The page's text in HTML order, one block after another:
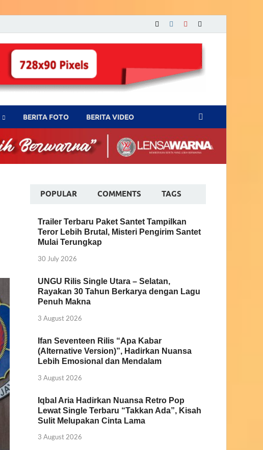
BERITA FOTO BERITA VIDEO
POPULAR COMMENTS TAGS
Trailer Terbaru Paket Santet Tampilkan
Teror Lebih Brutal, Misteri Pengirim Santet
Mulai Terungkap
30 July 2026
UNGU Rilis Single Utara – Selatan,
Rayakan 30 Tahun Berkarya dengan Lagu
Penuh Makna
3 August 2026
Ifan Seventeen Rilis “Apa Kabar
(Alternative Version)”, Hadirkan Nuansa
Lebih Emosional dan Mendalam
3 August 2026
Iqbal Aria Hadirkan Nuansa Retro Pop
Lewat Single Terbaru “Takkan Ada”, Kisah
Sulit Melupakan Cinta Lama
3 August 2026